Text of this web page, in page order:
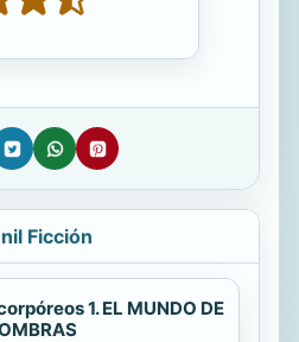
Ficción
1. EL MUNDO DE